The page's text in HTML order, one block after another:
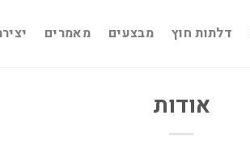
דלתות חוץ מבצעים מאמרים
אודות